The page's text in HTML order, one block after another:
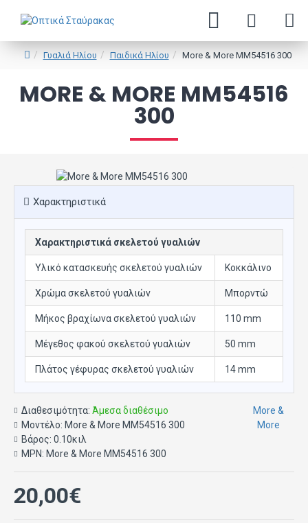
Γυαλιά Ηλίου Παιδικά Ηλίου More & More MM54516 300
MORE & MORE MM54516
300
Χαρακτηριστικά
Χαρακτηριστικά σκελετού γυαλιών
Υλικό κατασκευής σκελετού γυαλιών Κοκκάλινο
Χρώμα σκελετού γυαλιών Μπορντώ
Μήκος βραχίωνα σκελετού γυαλιών 110 mm
Μέγεθος φακού σκελετού γυαλιών 50 mm
Πλάτος γέφυρας σκελετού γυαλιών 14 mm
Διαθεσιμότητα: Άμεσα διαθέσιμο
Μοντέλο: More & More MM54516 300
Βάρος: 0.10κιλ
MPN: More & More MM54516 300
More &
More
20,00€